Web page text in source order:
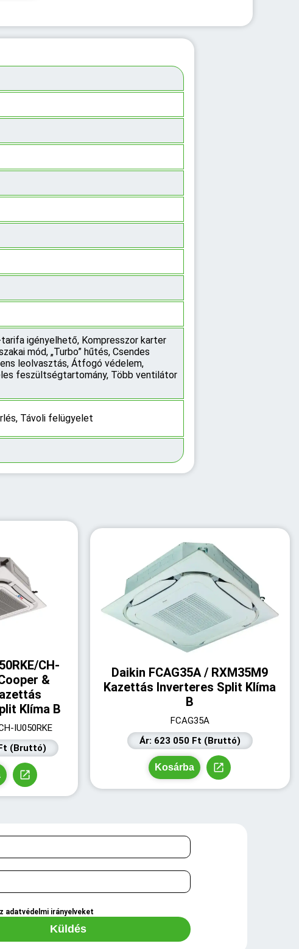
igényelhető, Kompresszor karter
mód, „Turbo” hűtés, Csendes
leolvasztás, Átfogó védelem,
feszültségtartomány, Több ventilátor
Távoli felügyelet
CH-
&
Klíma B
IU050RKE
(Bruttó)
Daikin FCAG35A / RXM35M9
Kazettás Inverteres Split Klíma
B
FCAG35A
Ár: 623 050 Ft (Bruttó)
Kosárba
adatvédelmi irányelveket
Küldés